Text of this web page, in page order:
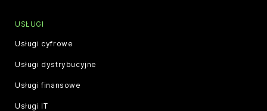
USŁUGI
Usługi cyfrowe
Usługi dystrybucyjne
Usługi finansowe
Usługi IT